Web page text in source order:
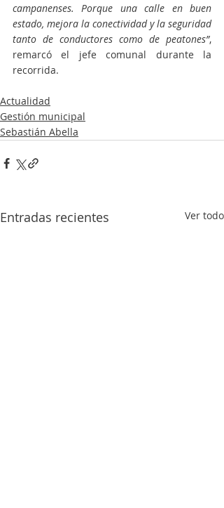
campanenses. Porque una calle en buen
estado, mejora la conectividad y la seguridad
tanto de conductores como de peatones”,
remarcó el jefe comunal durante la
recorrida.
Actualidad
Gestión municipal
Sebastián Abella
Entradas recientes Ver todo